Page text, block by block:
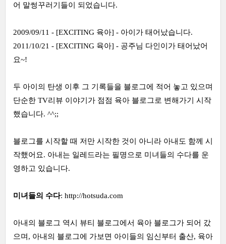
어 말썽꾸러기들이 되었습니다.
2009/09/11 - [EXCITING 육아] - 아이가 태어났습니다.
2011/10/21 - [EXCITING 육아] - 공주님 다인이가 태어났어
요~!
두 아이의 탄생 이후 그 기록들을 블로그에 적어 놓고 있으며
단순한 TV리뷰 이야기가 점점 육아 블로그로 변해가기 시작
했습니다. ^^;;
블로그를 시작할 때 저만 시작한 것이 아니라 아내도 함께 시
작했어요. 아내는 일레드라는 필명으로 미녀들의 수다를 운
영하고 있습니다.
미녀들의 수다: http://hotsuda.com
아내의 블로그 역시 뷰티 블로그에서 육아 블로그가 되어 갔
으며, 아내의 블로그에 가보면 아이들의 임신부터 출산, 육아